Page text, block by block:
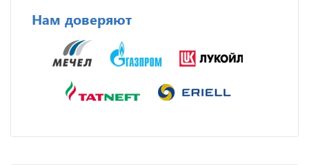
Нам доверяют